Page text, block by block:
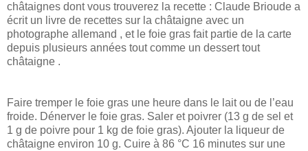
châtaignes dont vous trouverez la recette : Claude Brioude a
écrit un livre de recettes sur la châtaigne avec un
photographe allemand , et le foie gras fait partie de la carte
depuis plusieurs années tout comme un dessert tout
châtaigne .
Faire tremper le foie gras une heure dans le lait ou de l’eau
froide. Dénerver le foie gras. Saler et poivrer (13 g de sel et
1 g de poivre pour 1 kg de foie gras). Ajouter la liqueur de
châtaigne environ 10 g. Cuire à 86 °C 16 minutes sur une